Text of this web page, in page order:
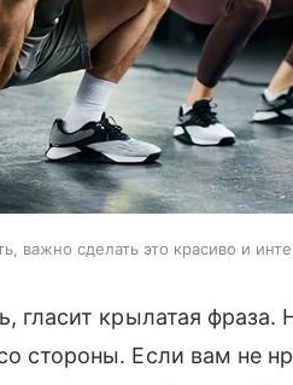
важно сделать это красиво и
гласит крылатая
стороны. Если вам не